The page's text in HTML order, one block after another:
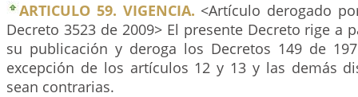
ARTICULO 59. VIGENCIA. <Artículo derogado
Decreto 3523 de 2009> El presente Decreto rige a
su publicación y deroga los Decretos 149 de
excepción de los artículos 12 y 13 y las demás
sean contrarias.